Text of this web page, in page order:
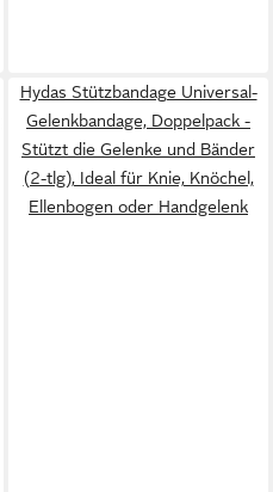
Hydas Stützbandage Universal-
Gelenkbandage, Doppelpack -
Stützt die Gelenke und Bänder
(2-tlg), Ideal für Knie, Knöchel,
Ellenbogen oder Handgelenk